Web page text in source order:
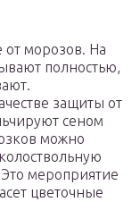
морозов. На
полностью,
защиты от
сеном
можно
мероприятие
цветочные